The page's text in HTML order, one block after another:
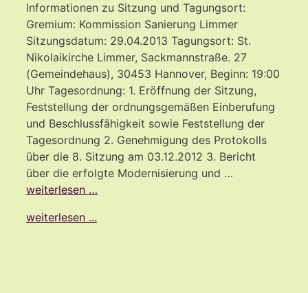
Informationen zu Sitzung und Tagungsort:
Gremium: Kommission Sanierung Limmer
Sitzungsdatum: 29.04.2013 Tagungsort: St.
Nikolaikirche Limmer, Sackmannstraße. 27
(Gemeindehaus), 30453 Hannover, Beginn: 19:00
Uhr Tagesordnung: 1. Eröffnung der Sitzung,
Feststellung der ordnungsgemäßen Einberufung
und Beschlussfähigkeit sowie Feststellung der
Tagesordnung 2. Genehmigung des Protokolls
über die 8. Sitzung am 03.12.2012 3. Bericht
über die erfolgte Modernisierung und …
weiterlesen …
weiterlesen ...